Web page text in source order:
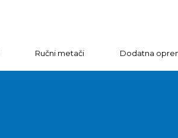
Ručni metači Dodatna